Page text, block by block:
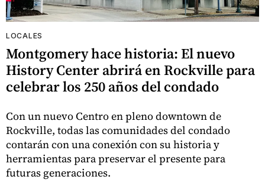
LOCALES
Montgomery hace historia: El nuevo
History Center abrirá en Rockville para
celebrar los 250 años del condado
Con un nuevo Centro en pleno downtown de
Rockville, todas las comunidades del condado
contarán con una conexión con su historia y
herramientas para preservar el presente para
futuras generaciones.